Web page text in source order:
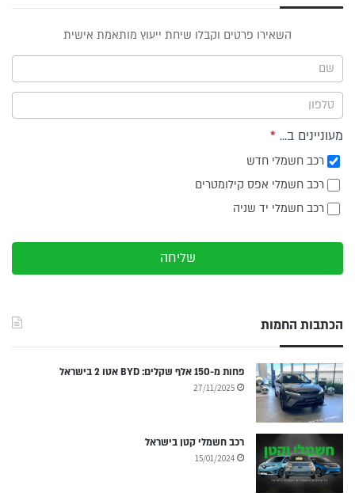
תפריט
צד
השאירו פרטים וקבלו שיחת ייעוץ מותאמת אישית
מעוניינים ב... *
רכב חשמלי חדש
רכב חשמלי אפס קילומטרים
רכב חשמלי יד שניה
שליחה
הכתבות החמות
פחות מ-150 אלף שקלים: BYD אטו 2 בישראל
27/11/2025
רכב חשמלי קטן בישראל
15/01/2024